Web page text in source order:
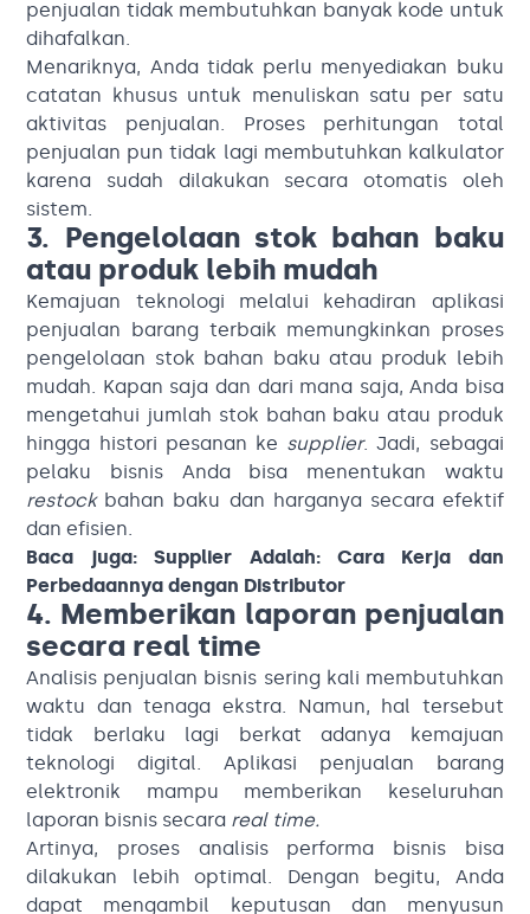
penjualan tidak membutuhkan banyak kode untuk
dihafalkan.
Menariknya, Anda tidak perlu menyediakan buku
catatan khusus untuk menuliskan satu per satu
aktivitas penjualan. Proses perhitungan total
penjualan pun tidak lagi membutuhkan kalkulator
karena sudah dilakukan secara otomatis oleh
sistem.
3. Pengelolaan stok bahan baku
atau produk lebih mudah
Kemajuan teknologi melalui kehadiran aplikasi
penjualan barang terbaik memungkinkan proses
pengelolaan stok bahan baku atau produk lebih
mudah. Kapan saja dan dari mana saja, Anda bisa
mengetahui jumlah stok bahan baku atau produk
hingga histori pesanan ke supplier. Jadi, sebagai
pelaku bisnis Anda bisa menentukan waktu
restockbahan baku dan harganya secara efektif
dan efisien.
Baca juga:Supplier Adalah: Cara Kerja dan
Perbedaannya dengan Distributor
4. Memberikan laporan penjualan
secara real time
Analisis penjualan bisnis sering kali membutuhkan
waktu dan tenaga ekstra. Namun, hal tersebut
tidak berlaku lagi berkat adanya kemajuan
teknologi digital. Aplikasi penjualan barang
elektronik mampu memberikan keseluruhan
laporan bisnis secara real time.
Artinya, proses analisis performa bisnis bisa
dilakukan lebih optimal. Dengan begitu, Anda
dapat mengambil keputusan dan menyusun